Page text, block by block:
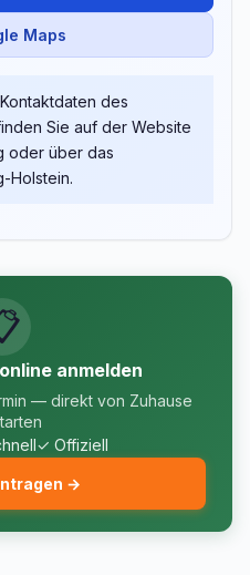
Maps
des
Sie auf der Website
oder über das
Holstein.
anmelden
— direkt von Zuhause
✓ Offiziell
→